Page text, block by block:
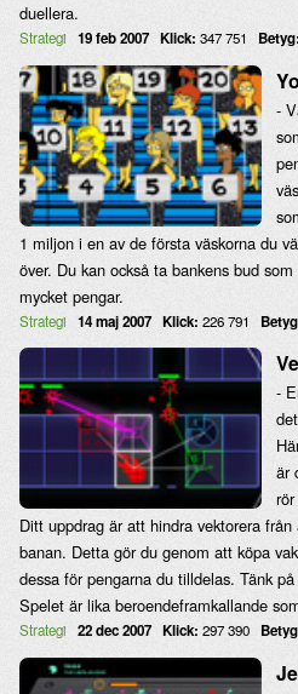
duellera.
Strategi 19 feb 2007 Klick: 347 751 Betyg:
-
1 miljon i en av de första väskorna du
över. Du kan också ta bankens bud
mycket pengar.
Strategi 14 maj 2007 Klick: 226 791
-
är
Ditt uppdrag är att hindra vektorera
banan. Detta gör du genom att köpa
dessa för pengarna du tilldelas. Tänk
Spelet är lika beroendeframkallande
Strategi 22 dec 2007 Klick: 297 390